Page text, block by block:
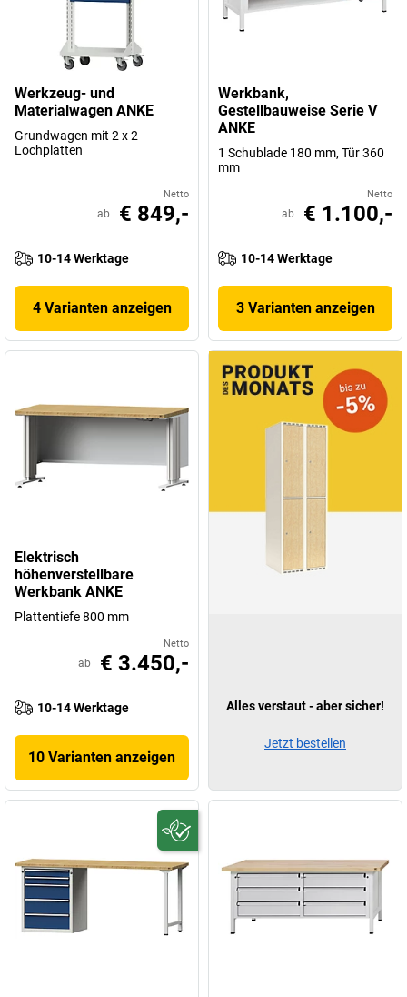
Werkzeug- und
Materialwagen ANKE
Grundwagen mit 2 x 2
Lochplatten
Netto
ab € 849,-
10-14 Werktage
4 Varianten anzeigen
Werkbank,
Gestellbauweise Serie V
ANKE
1 Schublade 180 mm, Tür 360
mm
Netto
ab € 1.100,-
10-14 Werktage
3 Varianten anzeigen
Elektrisch
höhenverstellbare
Werkbank ANKE
Plattentiefe 800 mm
Netto
ab € 3.450,-
10-14 Werktage
10 Varianten anzeigen
Alles verstaut - aber sicher!
Jetzt bestellen